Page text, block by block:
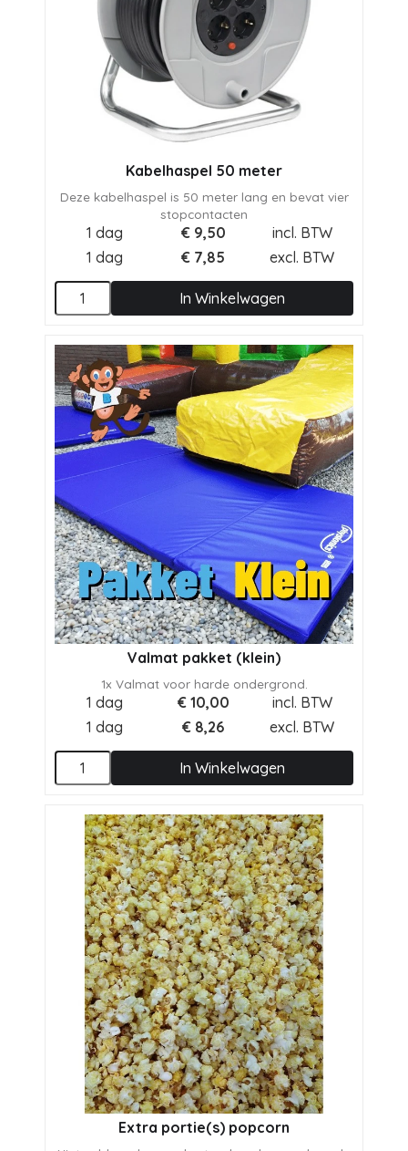
Kabelhaspel 50 meter
Deze kabelhaspel is 50 meter lang en bevat vier
stopcontacten
1 dag € 9,50
incl. BTW
1 dag
€ 7,85 excl. BTW
In Winkelwagen
Valmat pakket (klein)
1x Valmat voor harde ondergrond.
1 dag € 10,00
incl. BTW
1 dag
€ 8,26 excl. BTW
In Winkelwagen
Extra portie(s) popcorn